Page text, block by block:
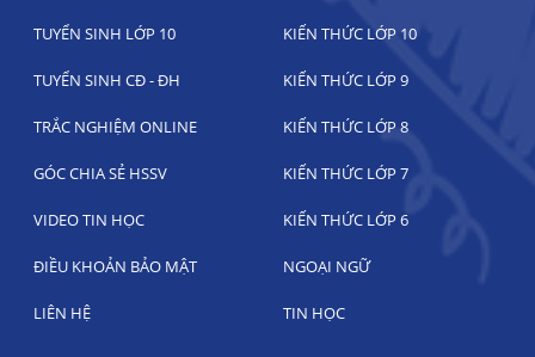
TUYỂN SINH LỚP 10 KIẾN THỨC LỚP 10
TUYỂN SINH CĐ - ĐH KIẾN THỨC LỚP 9
TRẮC NGHIỆM ONLINE KIẾN THỨC LỚP 8
GÓC CHIA SẺ HSSV KIẾN THỨC LỚP 7
VIDEO TIN HỌC KIẾN THỨC LỚP 6
ĐIỀU KHOẢN BẢO MẬT NGOẠI NGỮ
LIÊN HỆ TIN HỌC